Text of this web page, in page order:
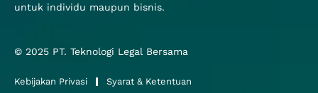
untuk individu maupun bisnis.
© 2025 PT. Teknologi Legal Bersama
Kebijakan Privasi Syarat & Ketentuan